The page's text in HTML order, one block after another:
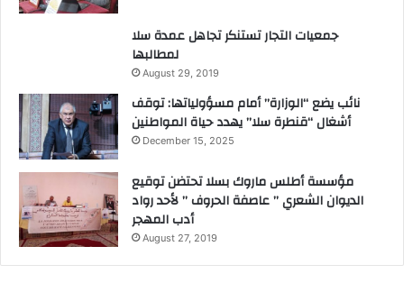
جمعيات التجار تستنكر تجاهل عمدة سلا
لمطالبها
August 29, 2019
نائب يضع “الوزارة” أمام مسؤولياتها: توقف
أشغال “قنطرة سلا” يهدد حياة المواطنين
December 15, 2025
مؤسسة أطلس ماروك بسلا تحتضن توقيع
الديوان الشعري ” عاصفة الحروف ” لأحد رواد
أدب المهجر
August 27, 2019